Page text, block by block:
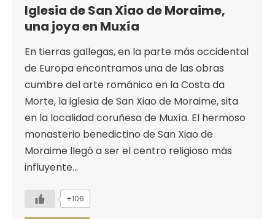
Iglesia de San Xiao de Moraime,
una joya en Muxía
En tierras gallegas, en la parte más occidental
de Europa encontramos una de las obras
cumbre del arte románico en la Costa da
Morte, la iglesia de San Xiao de Moraime, sita
en la localidad coruñesa de Muxía. El hermoso
monasterio benedictino de San Xiao de
Moraime llegó a ser el centro religioso más
influyente…
+106